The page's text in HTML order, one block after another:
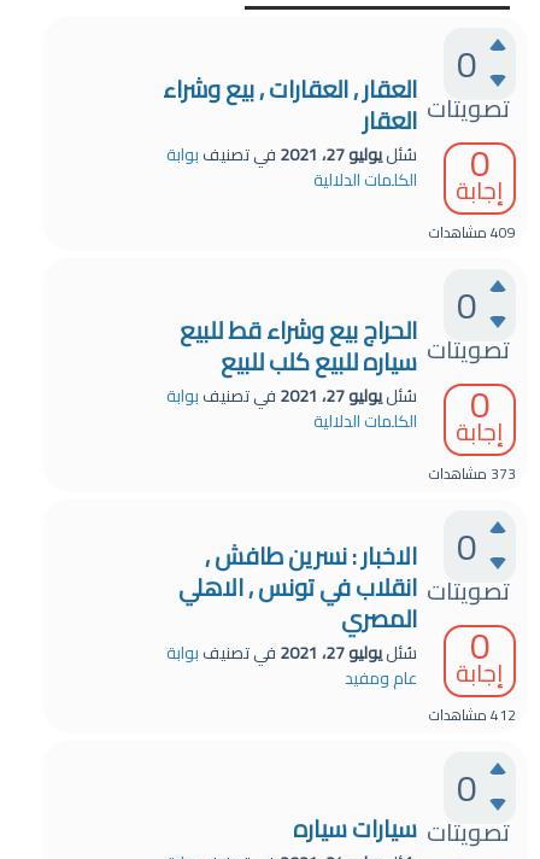
0
تصويتات
0
إجابة
409مشاهدات
العقار ٫ العقارات ٫ بيع وشراء
العقار
سُئليوليو 27، 2021 في تصنيفبوابة
الكلمات الدلالية
0
تصويتات
0
إجابة
373 مشاهدات
الحراج بيع وشراء قط للبيع
سياره للبيع كلب للبيع
سُئليوليو 27، 2021 في تصنيفبوابة
الكلمات الدلالية
0
تصويتات
0
إجابة
412مشاهدات
الاخبار : نسرين طافش ٫
انقلاب في تونس ٫ الاهلي
المصري
سُئليوليو 27، 2021 في تصنيفبوابة
عام ومفيد
0
تصويتات سيارات سياره